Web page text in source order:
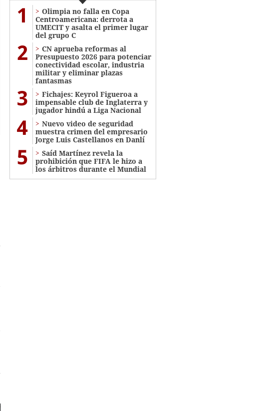
1
Olimpia no falla en Copa
Centroamericana: derrota a
UMECIT y asalta el primer lugar
del grupo C
2
CN aprueba reformas al
Presupuesto 2026 para potenciar
conectividad escolar, industria
militar y eliminar plazas
fantasmas
3
Fichajes: Keyrol Figueroa a
impensable club de Inglaterra y
jugador hindú a Liga Nacional
4
Nuevo video de seguridad
muestra crimen del empresario
Jorge Luis Castellanos en Danlí
5
Saíd Martínez revela la
prohibición que FIFA le hizo a
los árbitros durante el Mundial